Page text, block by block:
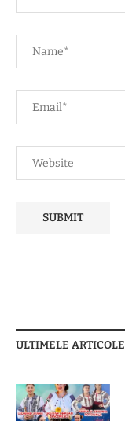
ULTIMELE ARTICOLE